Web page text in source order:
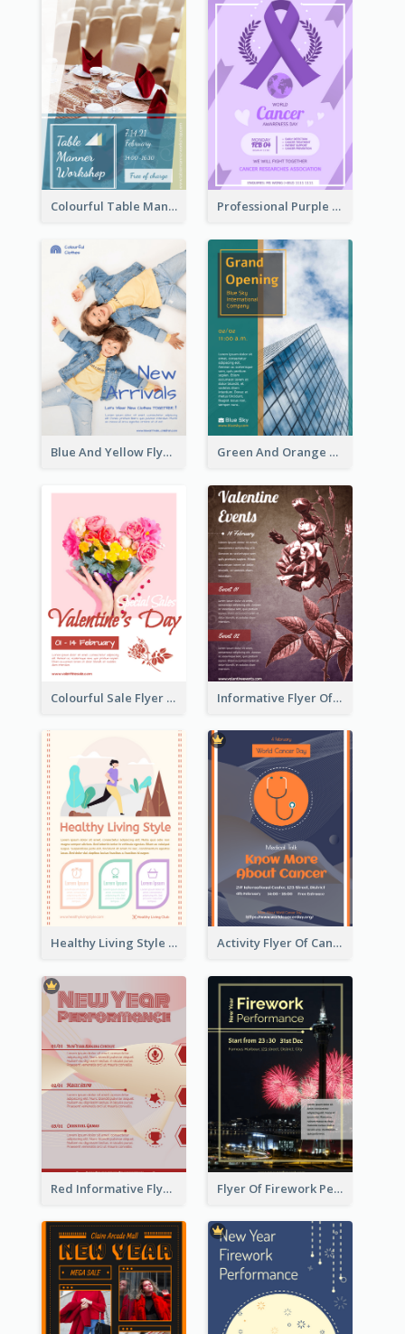
Colourful Table Manner Course Flyer With Details Professional Purple Ribbon And Globe Flyer Design Idea
Blue And Yellow Flyer For Children Clothes Green And Orange Flyer Of Opening Ceremony
Colourful Sale Flyer Of Valentine Day With Photo Informative Flyer Of Valentine Activities In Dark Colour Tone
Healthy Living Style Flyer In Warm Colour Tone Activity Flyer Of Cancer Talk In Dark Colour Tone
Red Informative Flyers With Simple Graphics Flyer Of Firework Performance With Photo In Dark Colour Tone